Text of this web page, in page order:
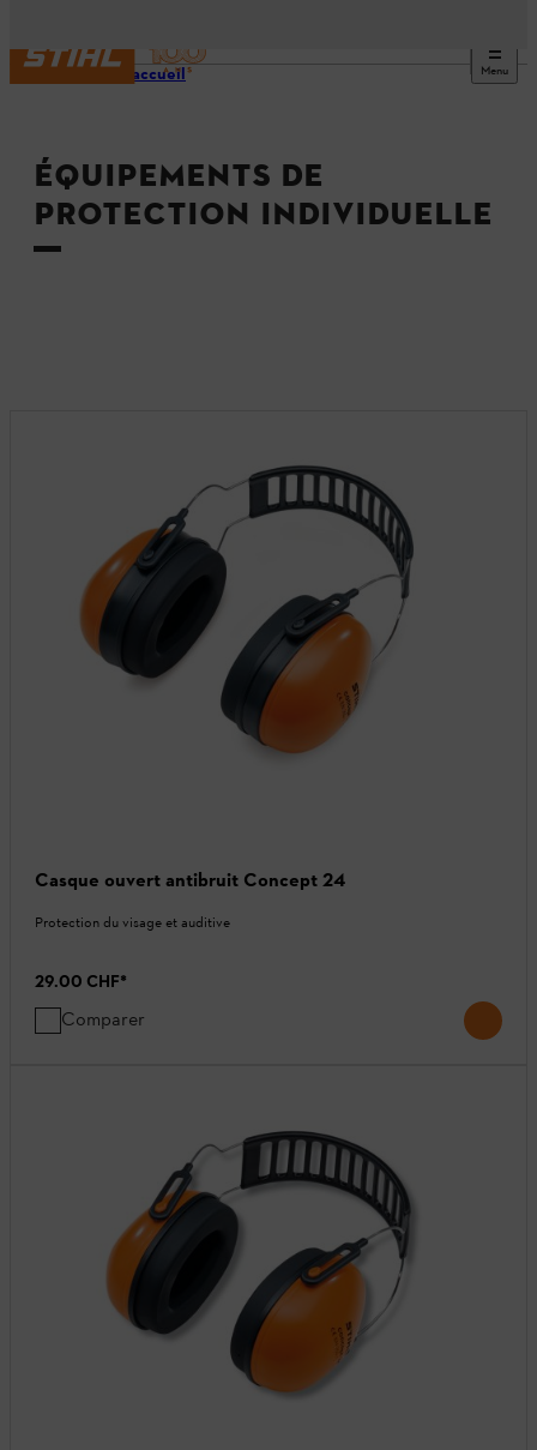
Menu
Page d’accueil
ÉQUIPEMENTS DE
PROTECTION INDIVIDUELLE
Casque ouvert antibruit Concept 24
Protection du visage et auditive
29.00 CHF*
Comparer